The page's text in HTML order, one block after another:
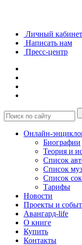
Личный кабинет
Написать нам
Пресс-центр
Онлайн-
Биографии
Теория и
Список
Список
Список
Тарифы
Новости
Проекты и
Авангард-life
О книге
Купить
Контакты